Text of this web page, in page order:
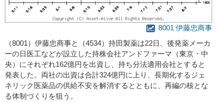
8001 伊藤忠商事
（8001）伊藤忠商事と（4534）持田製薬は22日、後発薬メーカ
ーの日医工などが設立した持株会社アンドファーマ（東京・中
央）にそれぞれ162億円を出資し、持ち分法適用会社とすると
発表した。両社の出資は合計324億円に上り、長期化するジェ
ネリック医薬品の供給不安を解消するとともに、再編の核とな
る体制づくりを狙う。